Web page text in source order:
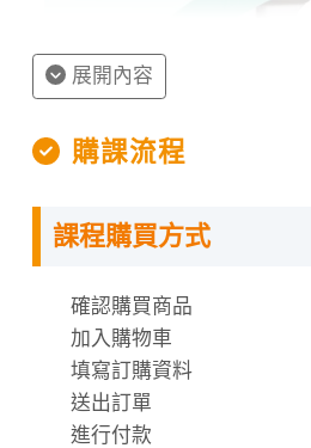
授課程內容
指定教材講義
課程需使用「電腦」「平
課程有時數限制，時數僅
時數使用說明
展開內容
購課流程
課程購買方式
確認購買商品
加入購物車
填寫訂購資料
送出訂單
進行付款